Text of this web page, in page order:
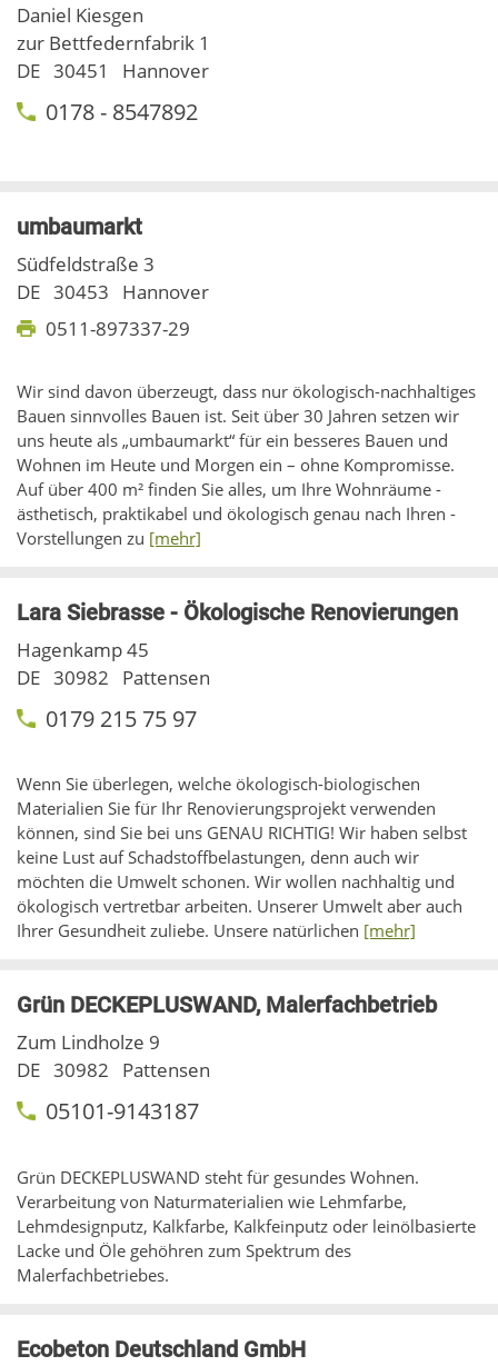
Daniel Kiesgen
zur Bettfedernfabrik 1
DE 30451 Hannover
0178 - 8547892
umbaumarkt
Südfeldstraße 3
DE 30453
Hannover
0511-897337-29
Wir sind davon überzeugt, dass nur ökologisch-nachhaltiges
Bauen sinnvolles Bauen ist. Seit über 30 Jahren setzen wir
uns heute als „umbaumarkt“ für ein besseres Bauen und
Wohnen im Heute und Morgen ein – ohne Kompromisse.
Auf über 400 m² finden Sie alles, um Ihre ­Wohnräume ­
ästhetisch, praktikabel und ökologisch ­genau nach Ihren ­
Vorstellungen zu [mehr]
Lara Siebrasse - Ökologische Renovierungen
Hagenkamp 45
DE 30982 Pattensen
0179 215 75 97
Wenn Sie überlegen, welche ökologisch-biologischen
Materialien Sie für Ihr Renovierungsprojekt verwenden
können, sind Sie bei uns GENAU RICHTIG! Wir haben selbst
keine Lust auf Schadstoffbelastungen, denn auch wir
möchten die Umwelt schonen. Wir wollen nachhaltig und
ökologisch vertretbar arbeiten. Unserer Umwelt aber auch
Ihrer Gesundheit zuliebe. Unsere natürlichen [mehr]
Grün DECKEPLUSWAND, Malerfachbetrieb
Zum Lindholze 9
DE 30982 Pattensen
05101-9143187
Grün DECKEPLUSWAND steht für gesundes Wohnen.
Verarbeitung von Naturmaterialien wie Lehmfarbe,
Lehmdesignputz, Kalkfarbe, Kalkfeinputz oder leinölbasierte
Lacke und Öle gehöhren zum Spektrum des
Malerfachbetriebes.
Ecobeton Deutschland GmbH